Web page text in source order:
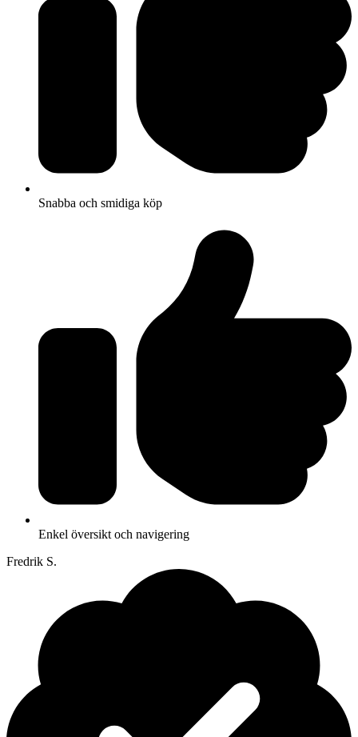
Snabba och smidiga köp
Enkel översikt och navigering
Fredrik S.